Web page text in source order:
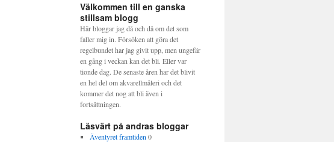
Välkommen till en ganska
stillsam blogg
Här bloggar jag då och då om det som
faller mig in. Försöken att göra det
regelbundet har jag givit upp, men ungefär
en gång i veckan kan det bli. Eller var
tionde dag. De senaste åren har det blivit
en hel del om akvarellmåleri och det
kommer det nog att bli även i
fortsättningen.
Läsvärt på andras bloggar
Äventyret framtiden 0